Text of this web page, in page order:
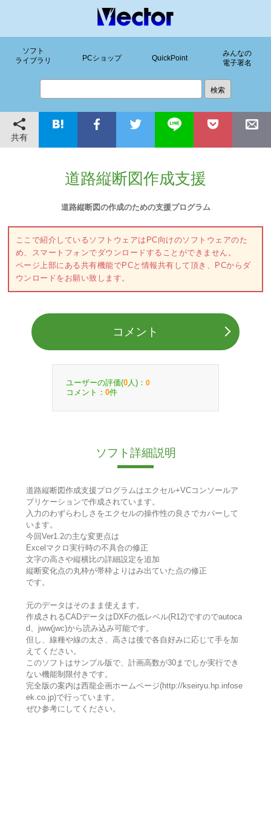
ソフト
ライブラリ
PCショップ QuickPoint
みんなの
電子署名
共有
道路縦断図作成支援
道路縦断図の作成のための支援プログラム
ここで紹介しているソフトウェアはPC向けのソフトウェアのた
め、スマートフォンでダウンロードすることができません。
ページ上部にある共有機能でPCと情報共有して頂き、PCからダ
ウンロードをお願い致します。
コメント
ユーザーの評価(0 人)： 0
コメント： 0件
ソフト詳細説明
道路縦断図作成支援プログラムはエクセル+VCコンソールア
プリケーションで作成されています。
入力のわずらわしさをエクセルの操作性の良さでカバーして
います。
今回Ver1.2の主な変更点は
Excelマクロ実行時の不具合の修正
文字の高さや縦横比の詳細設定を追加
縦断変化点の丸枠が帯枠よりはみ出ていた点の修正
です。
元のデータはそのまま使えます。
作成されるCADデータはDXFの低レベル(R12)ですのでautoca
d、jww(jwc)から読み込み可能です。
但し、線種や線の太さ、高さは後で各自好みに応じて手を加
えてください。
このソフトはサンプル版で、計画高数が30までしか実行でき
ない機能制限付きです。
完全版の案内は西龍企画ホームページ(http://kseiryu.hp.infose
ek.co.jp)で行っています。
ぜひ参考にしてください。